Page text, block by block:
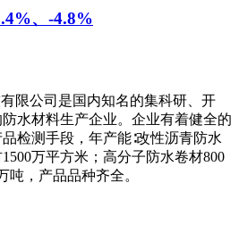
、-4.8%
限公司是国内知名的集科研、开
水材料生产企业。企业有着健全的
检测手段，年产能∶改性沥青防水
万平方米；高分子防水卷材800
吨，产品品种齐全。